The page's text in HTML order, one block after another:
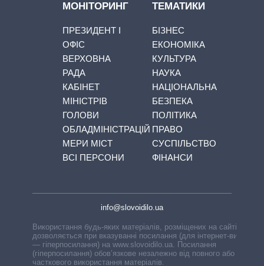
МОНІТОРИНГ
ПРЕЗИДЕНТ І
ОФІС
ВЕРХОВНА
РАДА
КАБІНЕТ
МІНІСТРІВ
ГОЛОВИ
ОБЛАДМІНІСТРАЦІЙ
МЕРИ МІСТ
ВСІ ПЕРСОНИ
ТЕМАТИКИ
БІЗНЕС
ЕКОНОМІКА
КУЛЬТУРА
НАУКА
НАЦІОНАЛЬНА
БЕЗПЕКА
ПОЛІТИКА
ПРАВО
СУСПІЛЬСТВО
ФІНАНСИ
info@slovoidilo.ua
Використання будь-яких матеріалів, розміщених на сайті,
дозволяється при вказуванні посилання (для інтернет-видань
— гіперпосилання) на www.slovoidilo.ua. Посилання
(гіперпосилання) обов’язкове незалежно від повного або
часткового використання матеріалів.